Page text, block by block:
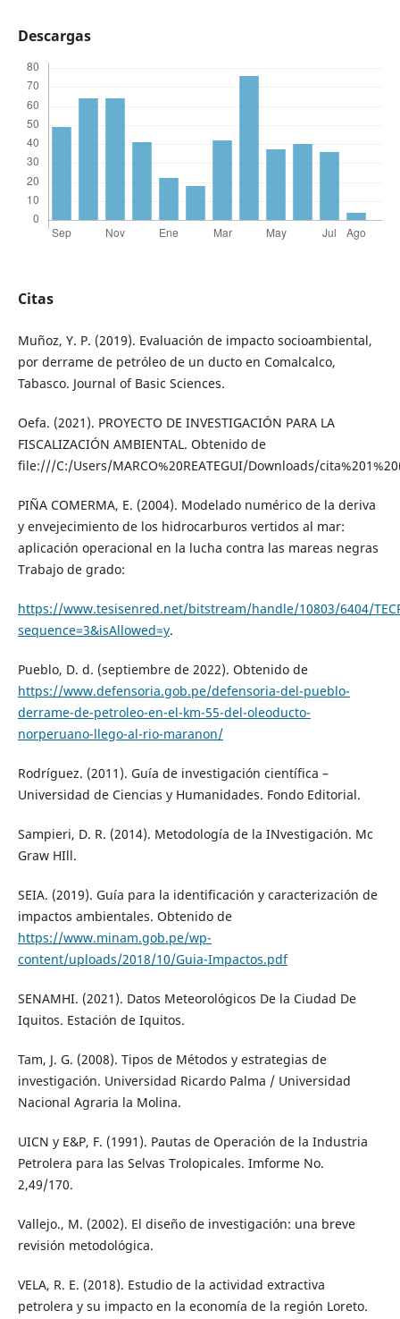
Descargas
Citas
Muñoz, Y. P. (2019). Evaluación de impacto socioambiental,
por derrame de petróleo de un ducto en Comalcalco,
Tabasco. Journal of Basic Sciences.
Oefa. (2021). PROYECTO DE INVESTIGACIÓN PARA LA
FISCALIZACIÓN AMBIENTAL. Obtenido de
file:///C:/Users/MARCO%20REATEGUI/Downloads/
PIÑA COMERMA, E. (2004). Modelado numérico de la deriva
y envejecimiento de los hidrocarburos vertidos al mar:
aplicación operacional en la lucha contra las mareas negras
Trabajo de grado:
https://www.tesisenred.net/bitstream/handle/10803/6404/
sequence=3&isAllowed=y.
Pueblo, D. d. (septiembre de 2022). Obtenido de
https://www.defensoria.gob.pe/defensoria-del-pueblo-
derrame-de-petroleo-en-el-km-55-del-oleoducto-
norperuano-llego-al-rio-maranon/
Rodríguez. (2011). Guía de investigación científica –
Universidad de Ciencias y Humanidades. Fondo Editorial.
Sampieri, D. R. (2014). Metodología de la INvestigación. Mc
Graw HIll.
SEIA. (2019). Guía para la identificación y caracterización de
impactos ambientales. Obtenido de
https://www.minam.gob.pe/wp-
content/uploads/2018/10/Guia-Impactos.pdf
SENAMHI. (2021). Datos Meteorológicos De la Ciudad De
Iquitos. Estación de Iquitos.
Tam, J. G. (2008). Tipos de Métodos y estrategias de
investigación. Universidad Ricardo Palma / Universidad
Nacional Agraria la Molina.
UICN y E&P, F. (1991). Pautas de Operación de la Industria
Petrolera para las Selvas Trolopicales. Imforme No.
2,49/170.
Vallejo., M. (2002). El diseño de investigación: una breve
revisión metodológica.
VELA, R. E. (2018). Estudio de la actividad extractiva
petrolera y su impacto en la economía de la región Loreto.